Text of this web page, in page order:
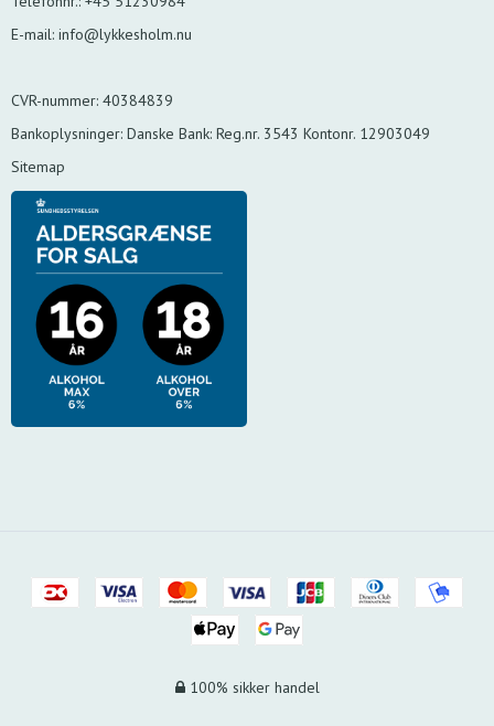
E-mail: info@lykkesholm.nu
CVR-nummer: 40384839
Bankoplysninger: Danske Bank: Reg.nr. 3543 Kontonr. 12903049
Sitemap
100% sikker handel